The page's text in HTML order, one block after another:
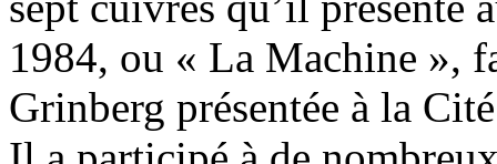
1984, ou « La Machine »,
Grinberg présentée à la